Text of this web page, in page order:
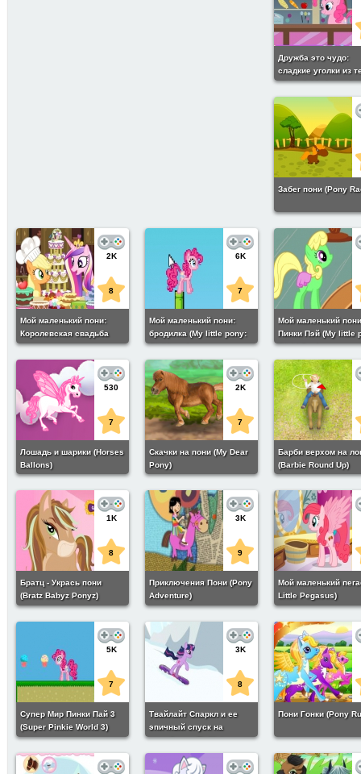
Дружба это чудо:
сладкие уголки из
(Friendship is a
Bakery sweet
Забег пони (Pony
2K
8
Мой маленький пони:
Королевская свадьба
6K
7
Мой маленький пони:
бродилка (My little pony:
Pinki pay)
Мой маленький
Пинки Пэй (My little
Pinki Pay)
530
7
Лошадь и шарики (Horses
Ballons)
2K
7
Скачки на пони (My Dear
Pony)
Барби верхом на
(Barbie Round Up)
1K
8
Братц - Укрась пони
(Bratz Babyz Ponyz)
3K
9
Приключения Пони (Pony
Adventure)
Мой маленький
Little Pegasus)
5K
7
Супер Мир Пинки Пай 3
(Super Pinkie World 3)
3K
8
Твайлайт Спаркл и ее
эпичный спуск на
сноуборде (Twilight
Sparkle on the
snowboard)
Пони Гонки (Pony